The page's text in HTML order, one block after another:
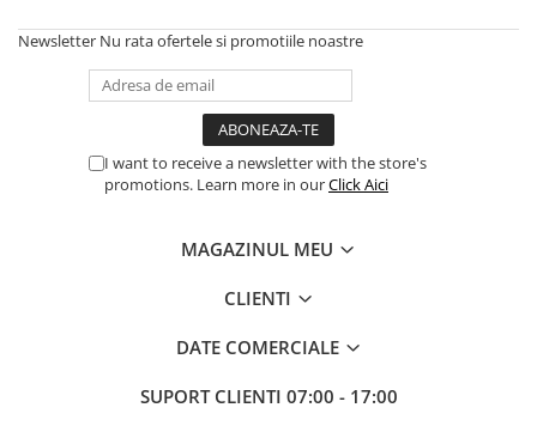
Newsletter Nu rata ofertele si promotiile noastre
I want to receive a newsletter with the store's
promotions. Learn more in ourClick Aici
MAGAZINUL MEU
CLIENTI
DATE COMERCIALE
SUPORT CLIENTI 07:00 - 17:00